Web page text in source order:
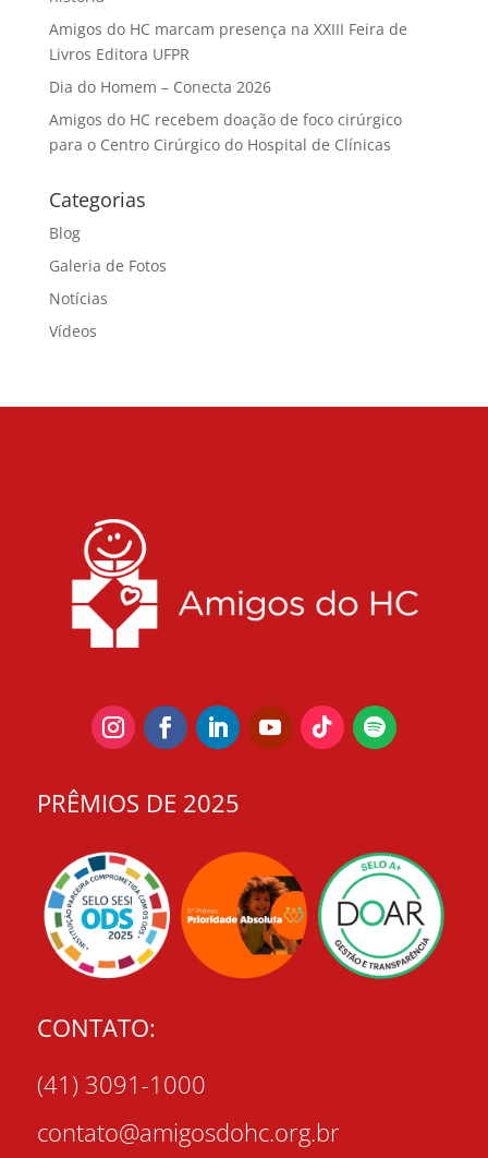
Amigos do HC marcam presença na XXIII Feira de
Livros Editora UFPR
Dia do Homem – Conecta 2026
Amigos do HC recebem doação de foco cirúrgico
para o Centro Cirúrgico do Hospital de Clínicas
Categorias
Blog
Galeria de Fotos
Notícias
Vídeos
PRÊMIOS DE 2025
CONTATO:
(41) 3091-1000
contato@amigosdohc.org.br